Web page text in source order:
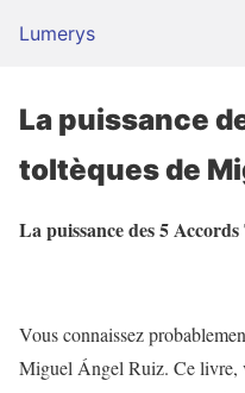
Lumerys
La puissance
toltèques de
La puissance des 5
Vous connaissez
Miguel Ángel Ruiz. Ce livre,